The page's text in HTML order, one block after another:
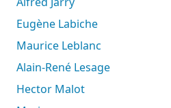
Eugène Labiche
Maurice Leblanc
Alain-René Lesage
Hector Malot